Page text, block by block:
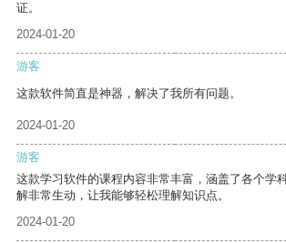
证。
2024-01-20
游客
这款软件简直是神器，解决了我所有问题。
2024-01-20
游客
这款学习软件的课程内容非常丰富，涵盖了各个学
解非常生动，让我能够轻松理解知识点。
2024-01-20